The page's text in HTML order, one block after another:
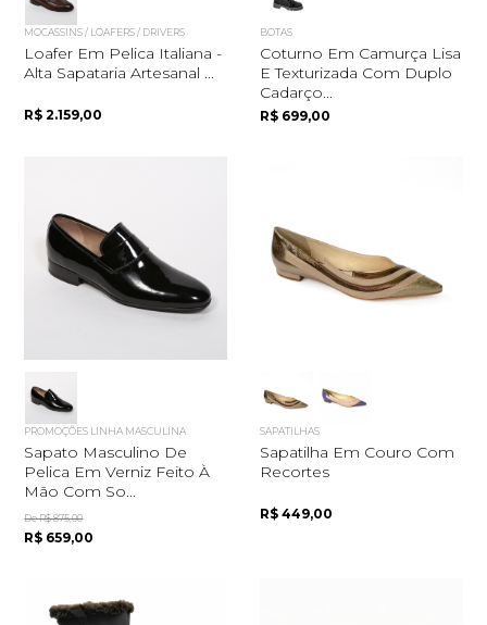
MOCASSINS / LOAFERS / DRIVERS
Loafer Em Pelica Italiana -
Alta Sapataria Artesanal ...
R$ 2.159,00
BOTAS
Coturno Em Camurça Lisa
E Texturizada Com Duplo
Cadarço...
R$ 699,00
PROMOÇÕES LINHA MASCULINA
Sapato Masculino De
Pelica Em Verniz Feito À
Mão Com So...
De R$ 875,00
R$ 659,00
SAPATILHAS
Sapatilha Em Couro Com
Recortes
R$ 449,00